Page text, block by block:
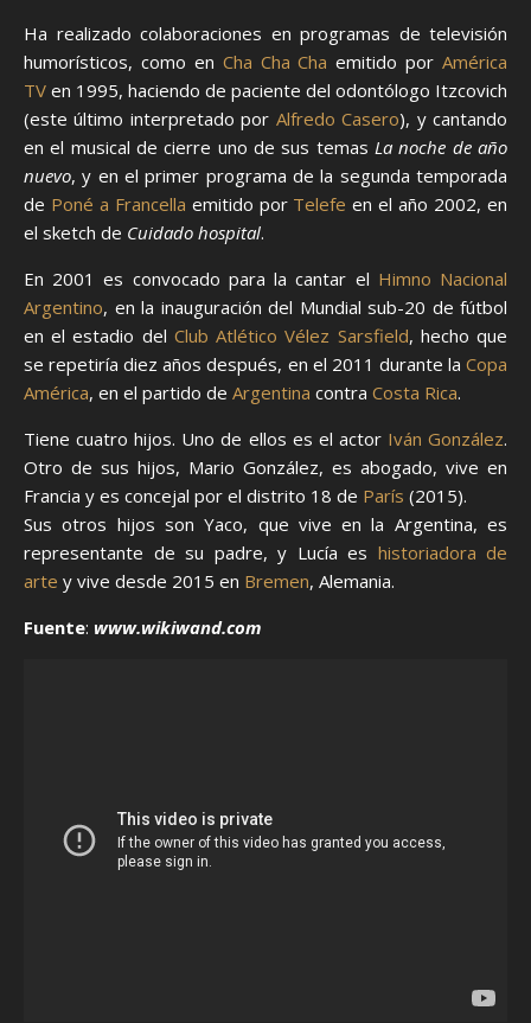
Ha realizado colaboraciones en programas de televisión
humorísticos, como en Cha Cha Cha emitido por América
TV en 1995, haciendo de paciente del odontólogo Itzcovich
(este último interpretado por Alfredo Casero), y cantando
en el musical de cierre uno de sus temas La noche de año
nuevo, y en el primer programa de la segunda temporada
de Poné a Francella emitido por Telefe en el año 2002, en
el sketch de Cuidado hospital.
En 2001 es convocado para la cantar el Himno Nacional
Argentino, en la inauguración del Mundial sub-20 de fútbol
en el estadio del Club Atlético Vélez Sarsfield, hecho que
se repetiría diez años después, en el 2011 durante la Copa
América, en el partido de Argentina contra Costa Rica.
Tiene cuatro hijos. Uno de ellos es el actor Iván González.
Otro de sus hijos, Mario González, es abogado, vive en
Francia y es concejal por el distrito 18 de París (2015).
Sus otros hijos son Yaco, que vive en la Argentina, es
representante de su padre, y Lucía es historiadora de
arte y vive desde 2015 en Bremen, Alemania.
Fuente: www.wikiwand.com